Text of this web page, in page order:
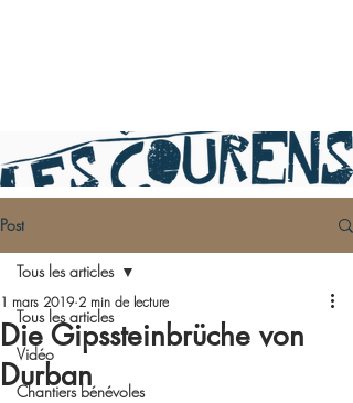
Post
Tous les articles
Vidéo
Chantiers bénévoles
Tous les articles
Die Gipssteinbrüche von
Durban
1 mars 2019 2 min de lecture